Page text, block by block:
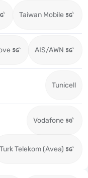
Taiwan Mobile
AIS/AWN
Tunicell
Vodafone
Turk Telekom (Avea)